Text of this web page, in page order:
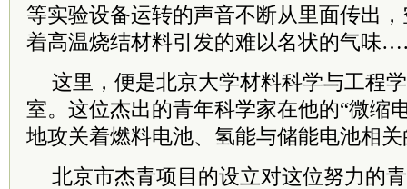
等实验设备运转的声音不断从里面传出
着高温烧结材料引发的难以名状的气味
这里，便是北京大学材料科学与工程
室。这位杰出的青年科学家在他的“微缩
地攻关着燃料电池、氢能与储能电池相
北京市杰青项目的设立对这位努力的